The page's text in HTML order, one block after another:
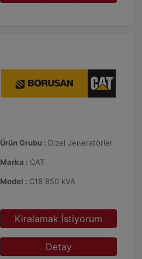
Ürün Grubu : Dizel Jeneratörler
Marka : CAT
Model : C18 850 kVA
Kiralamak İstiyorum
Detay